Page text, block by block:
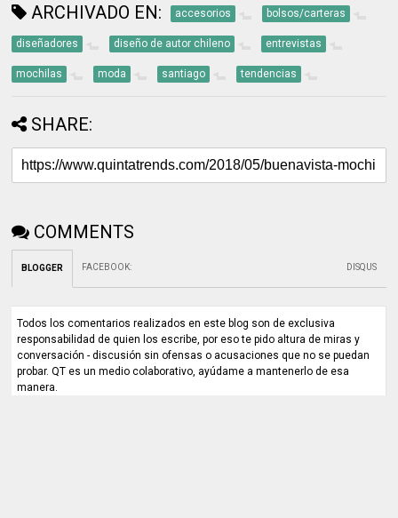
ARCHIVADO EN: accesorios bolsos/carteras
diseñadores diseño de autor chileno entrevistas
mochilas moda santiago tendencias
SHARE:
COMMENTS
BLOGGER FACEBOOK: DISQUS
Todos los comentarios realizados en este blog son de exclusiva
responsabilidad de quien los escribe, por eso te pido altura de miras y
conversación - discusión sin ofensas o acusaciones que no se puedan
probar. QT es un medio colaborativo, ayúdame a mantenerlo de esa
manera.